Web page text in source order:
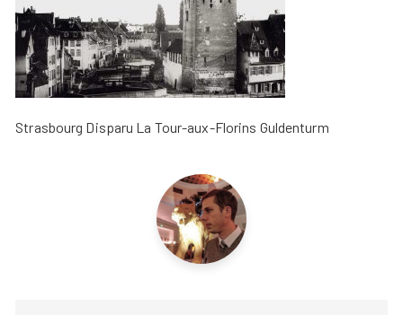
Strasbourg Disparu La Tour-aux-Florins Guldenturm